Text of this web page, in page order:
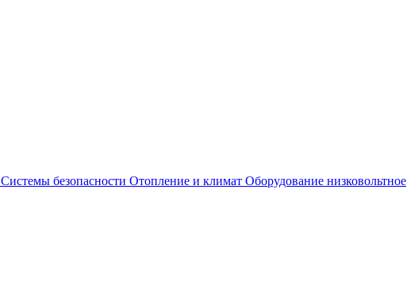
Системы безопасности Отопление и климат Оборудование низковольтное